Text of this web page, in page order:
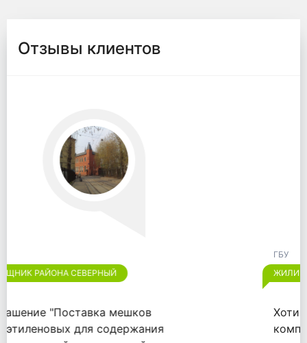
Отзывы клиентов
ЖИЛИЩНИК РАЙОНА ОТРАДНОЕ
Хотим выразить признательность
компании "ООО "ВАЙТПАК"" за